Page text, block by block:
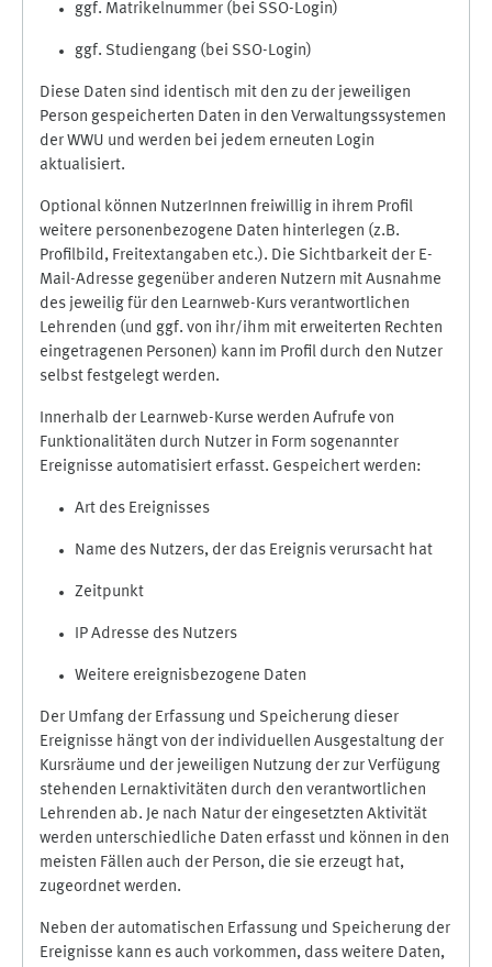
ggf. Matrikelnummer (bei SSO-Login)
ggf. Studiengang (bei SSO-Login)
Diese Daten sind identisch mit den zu der jeweiligen
Person gespeicherten Daten in den Verwaltungssystemen
der WWU und werden bei jedem erneuten Login
aktualisiert.
Optional können NutzerInnen freiwillig in ihrem Profil
weitere personenbezogene Daten hinterlegen (z.B.
Profilbild, Freitextangaben etc.). Die Sichtbarkeit der E-
Mail-Adresse gegenüber anderen Nutzern mit Ausnahme
des jeweilig für den Learnweb-Kurs verantwortlichen
Lehrenden (und ggf. von ihr/ihm mit erweiterten Rechten
eingetragenen Personen) kann im Profil durch den Nutzer
selbst festgelegt werden.
Innerhalb der Learnweb-Kurse werden Aufrufe von
Funktionalitäten durch Nutzer in Form sogenannter
Ereignisse automatisiert erfasst. Gespeichert werden:
Art des Ereignisses
Name des Nutzers, der das Ereignis verursacht hat
Zeitpunkt
IP Adresse des Nutzers
Weitere ereignisbezogene Daten
Der Umfang der Erfassung und Speicherung dieser
Ereignisse hängt von der individuellen Ausgestaltung der
Kursräume und der jeweiligen Nutzung der zur Verfügung
stehenden Lernaktivitäten durch den verantwortlichen
Lehrenden ab. Je nach Natur der eingesetzten Aktivität
werden unterschiedliche Daten erfasst und können in den
meisten Fällen auch der Person, die sie erzeugt hat,
zugeordnet werden.
Neben der automatischen Erfassung und Speicherung der
Ereignisse kann es auch vorkommen, dass weitere Daten,